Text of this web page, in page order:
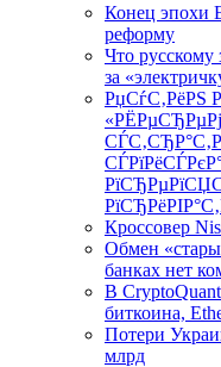
Конец эпохи
реформу
Что русскому
за
РџСѓС‚РёРЅ
Кроссовер
Обмен
банках нет
В
биткоина,
Потери
млрд